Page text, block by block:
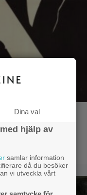
Dina val
hjälp av
samlar information
då du besöker
vi utveckla vårt